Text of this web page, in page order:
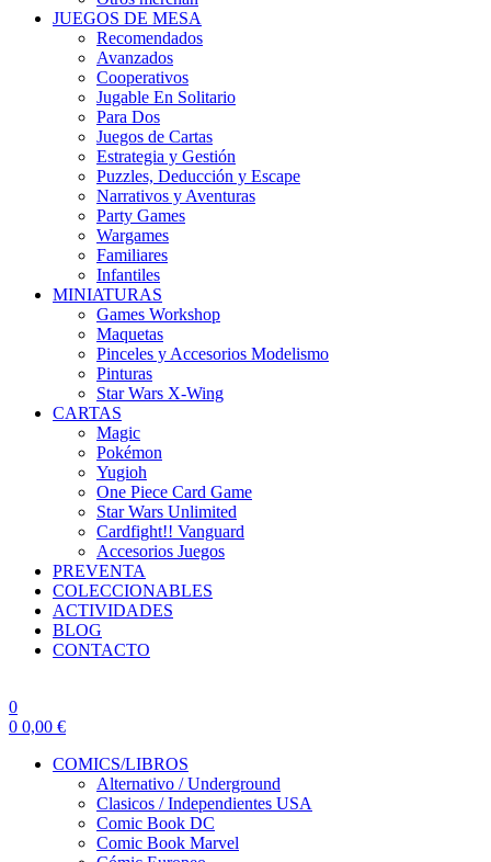
JUEGOS DE MESA
Recomendados
Avanzados
Cooperativos
Jugable En Solitario
Para Dos
Juegos de Cartas
Estrategia y Gestión
Puzzles, Deducción y Escape
Narrativos y Aventuras
Party Games
Wargames
Familiares
Infantiles
MINIATURAS
Games Workshop
Maquetas
Pinceles y Accesorios Modelismo
Pinturas
Star Wars X-Wing
CARTAS
Magic
Pokémon
Yugioh
One Piece Card Game
Star Wars Unlimited
Cardfight!! Vanguard
Accesorios Juegos
PREVENTA
COLECCIONABLES
ACTIVIDADES
BLOG
CONTACTO
0
0 0,00 €
COMICS/LIBROS
Alternativo / Underground
Clasicos / Independientes USA
Comic Book DC
Comic Book Marvel